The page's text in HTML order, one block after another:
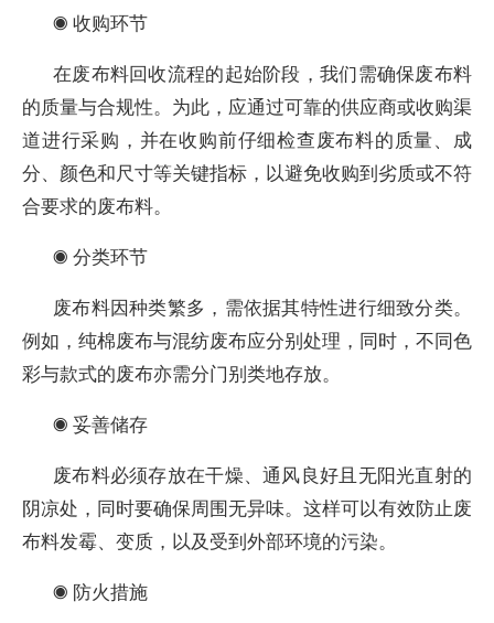
◉ 收购环节
在废布料回收流程的起始阶段，我们需确保废布料
的质量与合规性。为此，应通过可靠的供应商或收购渠
道进行采购，并在收购前仔细检查废布料的质量、成
分、颜色和尺寸等关键指标，以避免收购到劣质或不符
合要求的废布料。
◉ 分类环节
废布料因种类繁多，需依据其特性进行细致分类。
例如，纯棉废布与混纺废布应分别处理，同时，不同色
彩与款式的废布亦需分门别类地存放。
◉ 妥善储存
废布料必须存放在干燥、通风良好且无阳光直射的
阴凉处，同时要确保周围无异味。这样可以有效防止废
布料发霉、变质，以及受到外部环境的污染。
◉ 防火措施